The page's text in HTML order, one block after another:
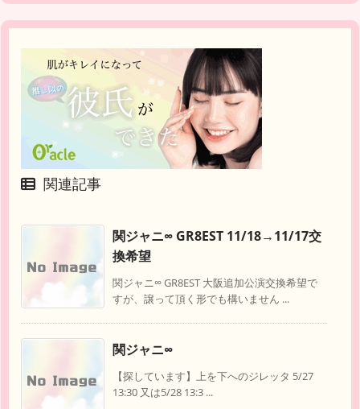
関連記事
関ジャニ∞ GR8EST 11/18→11/17交
換希望
関ジャニ∞ GR8EST 大阪追加公演交換希望で
すが、譲って頂く形でも構いません ...
関ジャニ∞
【探しています】上を下へのジレッタ 5/27
13:30 又は5/28 13:3 ...